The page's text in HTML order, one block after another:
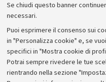
Se chiudi questo banner
necessari.
Puoi esprimere il consenso sui
in "Personalizza cookie" e, se
specifici in "Mostra cookie di
Potrai sempre rivedere le tue
rientrando nella sezione